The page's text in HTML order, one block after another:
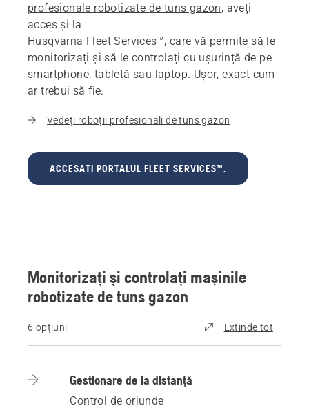
profesionale robotizate de tuns gazon, aveți
acces și la
Husqvarna Fleet Services™, care vă permite să le
monitorizați și să le controlați cu ușurință de pe
smartphone, tabletă sau laptop. Ușor, exact cum
ar trebui să fie.
Vedeți roboții profesionali de tuns gazon
ACCESAȚI PORTALUL FLEET SERVICES™.
Monitorizați și controlați mașinile
robotizate de tuns gazon
6 opțiuni Extinde tot
Gestionare de la distanță
Control de oriunde